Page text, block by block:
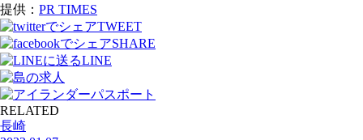
提供： PR TIMES
TWEET
SHARE
LINE
RELATED
長崎